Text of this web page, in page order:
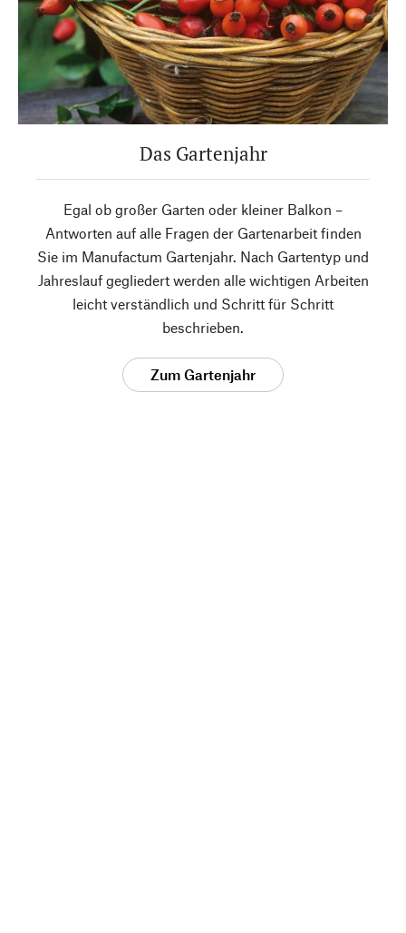
Das Gartenjahr
Egal ob großer Garten oder kleiner Balkon –
Antworten auf alle Fragen der Gartenarbeit finden
Sie im Manufactum Gartenjahr. Nach Gartentyp und
Jahreslauf gegliedert werden alle wichtigen Arbeiten
leicht verständlich und Schritt für Schritt
beschrieben.
Zum Gartenjahr